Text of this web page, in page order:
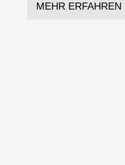
MEHR ERFAHREN